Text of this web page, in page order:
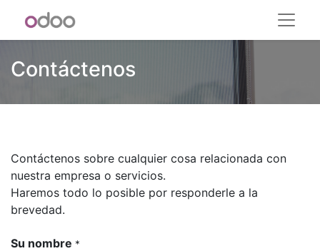
Contáctenos
Contáctenos sobre cualquier cosa relacionada con
nuestra empresa o servicios.
Haremos todo lo posible por responderle a la
brevedad.
Su nombre *